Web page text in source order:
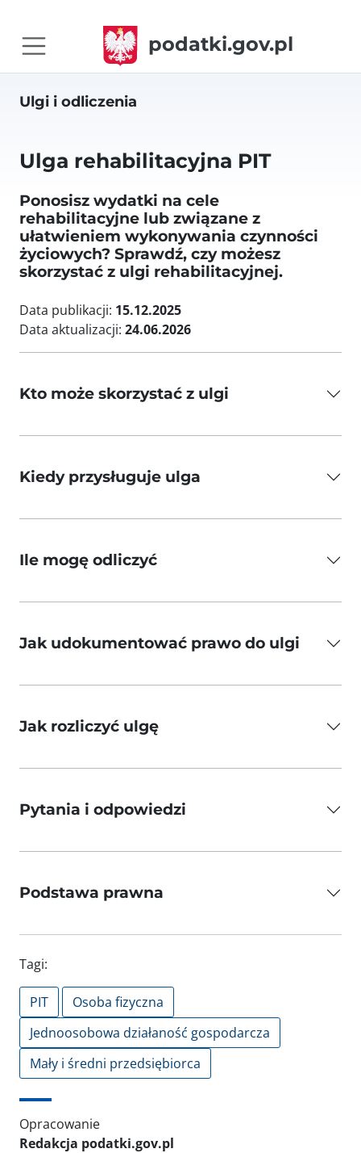
podatki.gov.pl
Ulgi i odliczenia
Ulga rehabilitacyjna PIT
Ponosisz wydatki na cele
rehabilitacyjne lub związane z
ułatwieniem wykonywania czynności
życiowych? Sprawdź, czy możesz
skorzystać z ulgi rehabilitacyjnej.
Data publikacji: 15.12.2025
Data aktualizacji: 24.06.2026
Kto może skorzystać z ulgi
Kiedy przysługuje ulga
Ile mogę odliczyć
Jak udokumentować prawo do ulgi
Jak rozliczyć ulgę
Pytania i odpowiedzi
Podstawa prawna
Tagi:
PIT
Osoba fizyczna
Jednoosobowa działaność gospodarcza
Mały i średni przedsiębiorca
Opracowanie
Redakcja podatki.gov.pl